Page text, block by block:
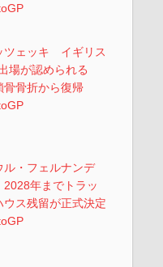
ツェッキ イギリス
場が認められる
骨骨折から復帰
ル・フェルナンデ
年までトラッ
ウス残留が正式決定